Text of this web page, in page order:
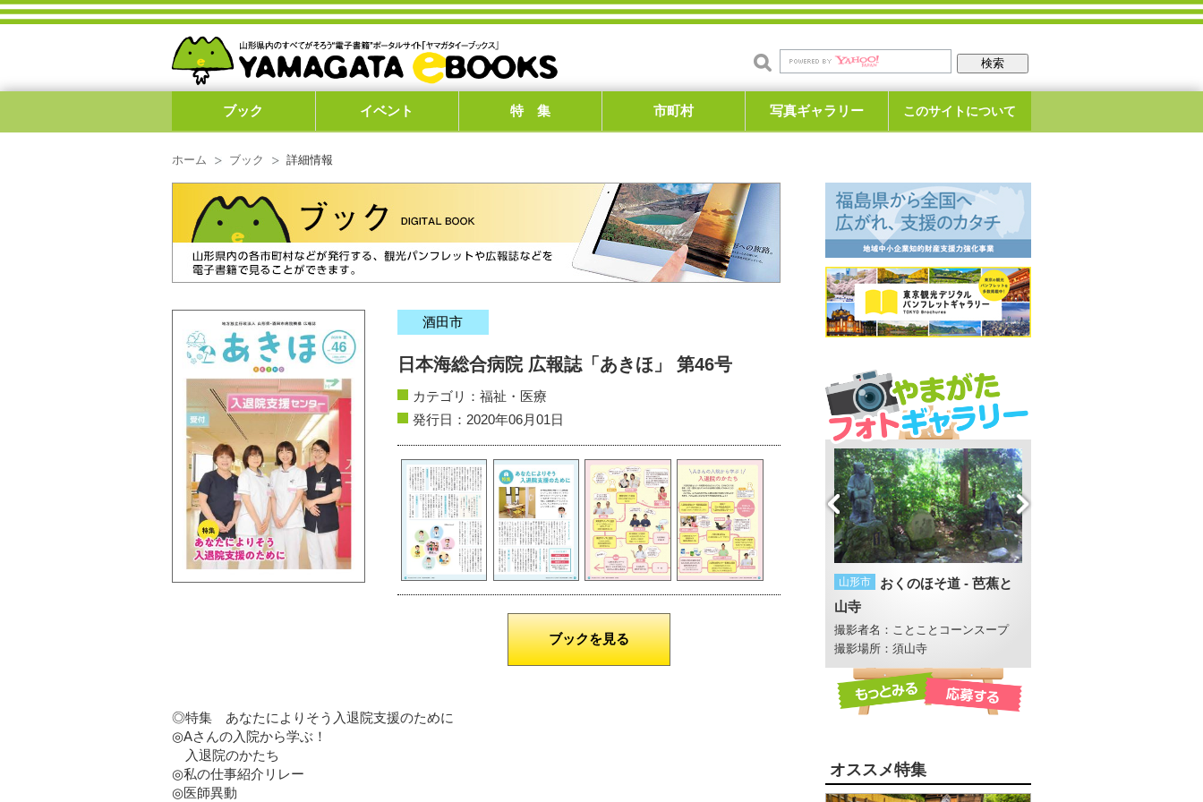
ブック イベント 特 集 市町村 写真ギャラリー このサイトについて
ホーム ブック 詳細情報
酒田市
日本海総合病院 広報誌「あきほ」 第46号
カテゴリ： 福祉・医療
発行日：2020年06月01日
ブックを見る
◎特集 あなたによりそう入退院支援のために
◎Aさんの入院から学ぶ！
入退院のかたち
◎私の仕事紹介リレー
◎医師異動
鶴岡市 ロータス・ガーデン
撮影場所：大山上池
長井市 初夏の夕暮れ
撮影場所：あやめ公園
山形市
おくのほそ道 - 芭蕉と
山寺
撮影者名：ことことコーンスープ
撮影場所：須山寺
オススメ特集